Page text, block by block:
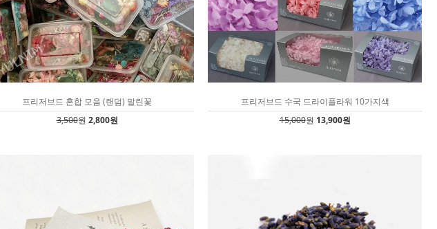
프리저브드 혼합 모음 (랜덤) 말린꽃
3,500원 2,800원
프리저브드 수국 드라이플라워 10가지색
15,000원 13,900원